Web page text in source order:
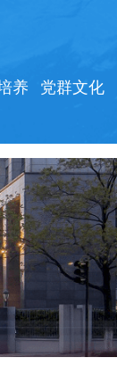
养 党群文化